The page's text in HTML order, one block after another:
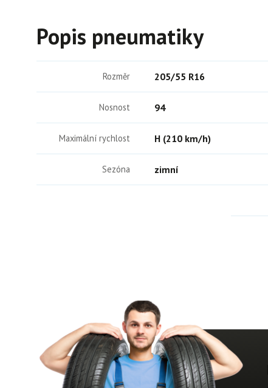
Popis pneumatiky
Rozměr 205/55 R16
Nosnost 94
Maximální rychlost H (210 km/h)
Sezóna zimní